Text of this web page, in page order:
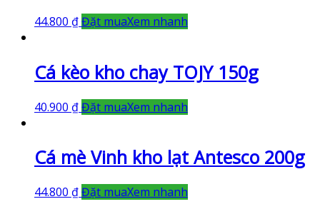
44.800 ₫Đặt muaXem nhanh
Cá kèo kho chay TOJY 150g
40.900 ₫Đặt muaXem nhanh
Cá mè Vinh kho lạt Antesco 200g
44.800 ₫Đặt muaXem nhanh